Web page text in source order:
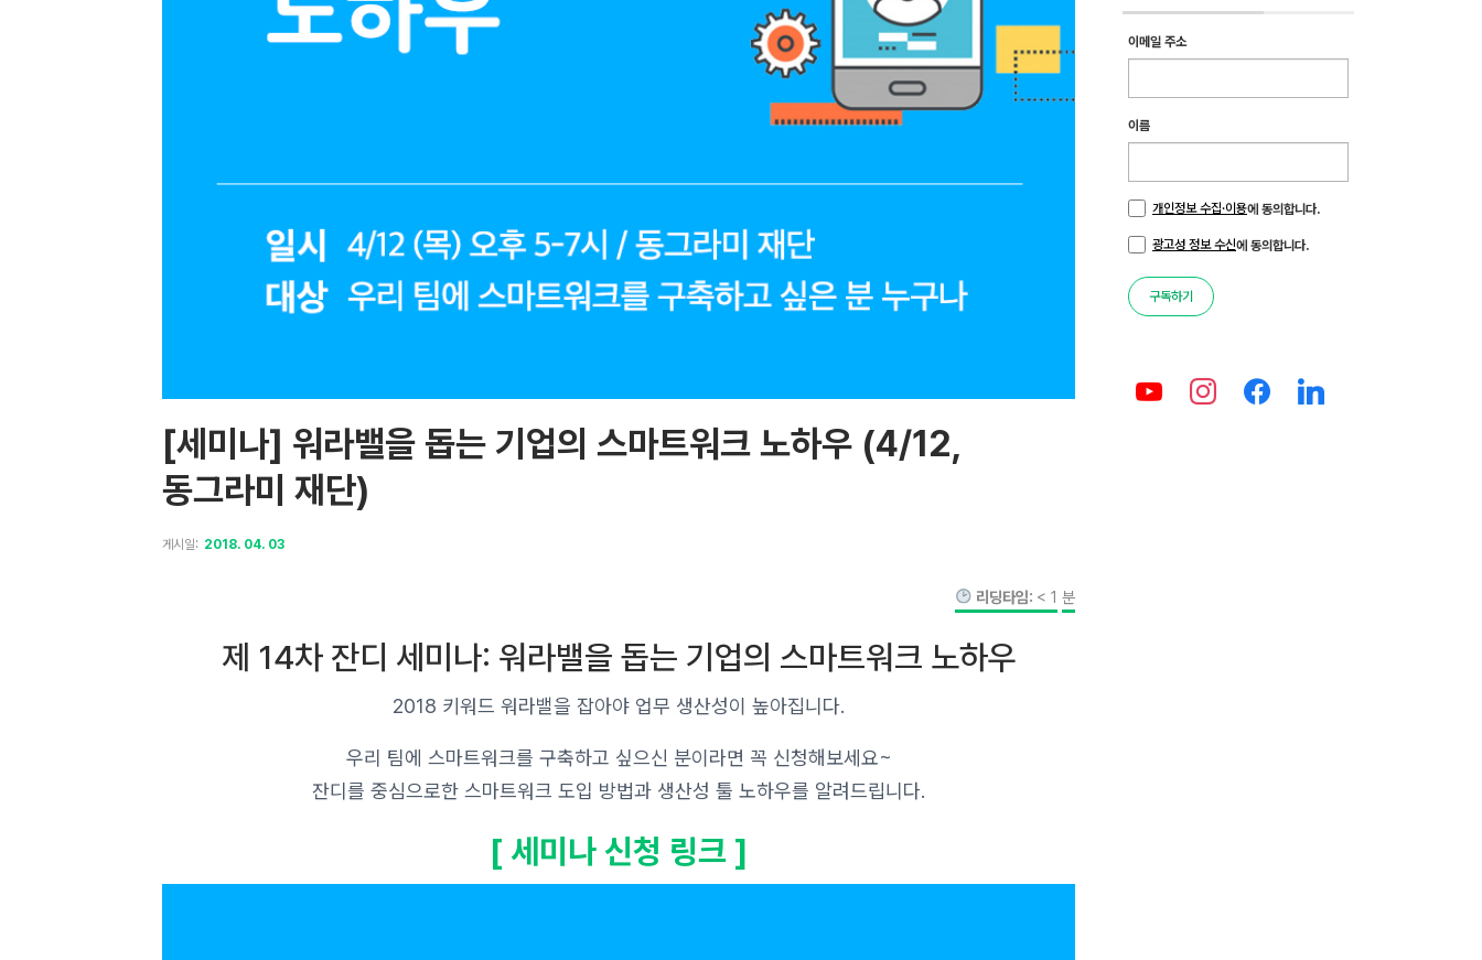
[세미나] 워라밸을 돕는 기업의 스마트워크 노하우 (4/12,
동그라미 재단)
게시일: 2018. 04. 03
리딩타임: < 1 분
제 14차 잔디 세미나: 워라밸을 돕는 기업의 스마트워크 노하우
2018 키워드 워라밸을 잡아야 업무 생산성이 높아집니다.
우리 팀에 스마트워크를 구축하고 싶으신 분이라면 꼭 신청해보세요~
잔디를 중심으로한 스마트워크 도입 방법과 생산성 툴 노하우를 알려드립니다.
[ 세미나 신청 링크 ]
이메일 주소
이름
개인정보 수집·이용에 동의합니다.
광고성 정보 수신에 동의합니다.
구독하기